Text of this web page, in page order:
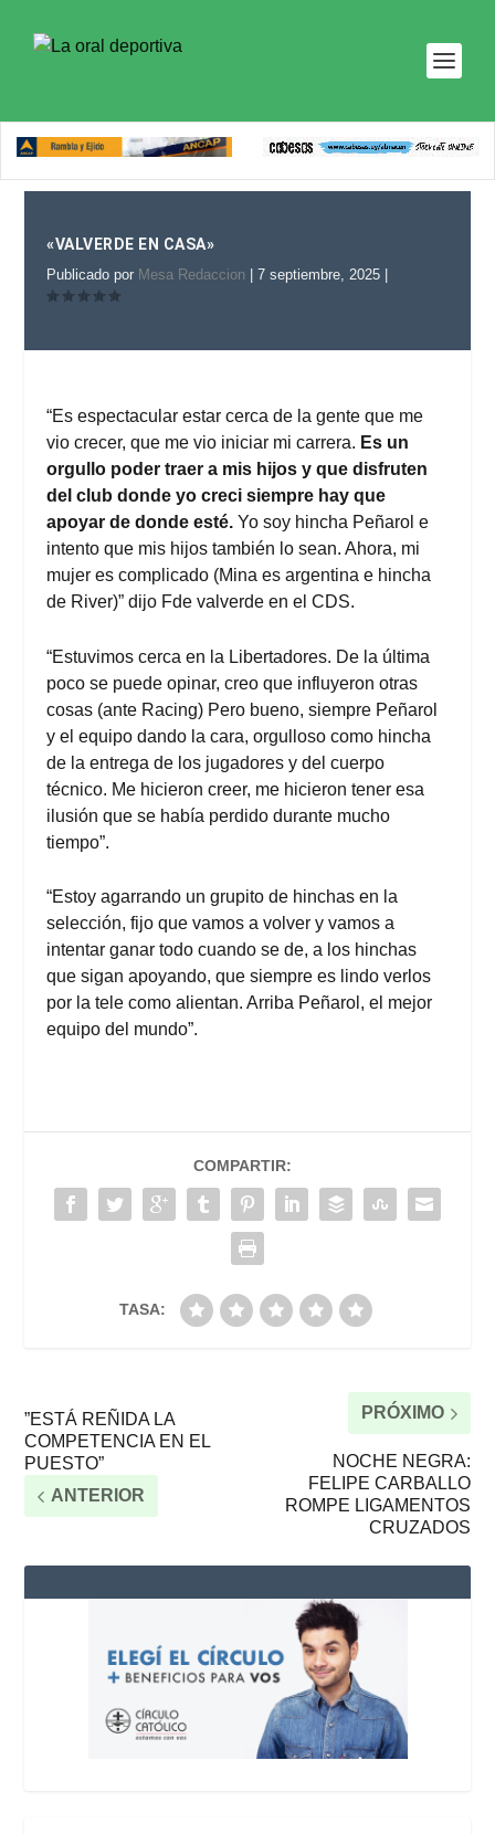
«VALVERDE EN CASA»
Publicado por Mesa Redaccion |7 septiembre, 2025
“Es espectacular estar cerca de la gente que me
vio crecer, que me vio iniciar mi carrera. Es un
orgullo poder traer a mis hijos y que disfruten
del club donde yo creci siempre hay que
apoyar de donde esté.Yo soy hincha Peñarol e
intento que mis hijos también lo sean. Ahora, mi
mujer es complicado (Mina es argentina e hincha
de River)” dijo Fde valverde en el CDS.
“Estuvimos cerca en la Libertadores. De la última
poco se puede opinar, creo que influyeron otras
cosas (ante Racing) Pero bueno, siempre Peñarol
y el equipo dando la cara, orgulloso como hincha
de la entrega de los jugadores y del cuerpo
técnico. Me hicieron creer, me hicieron tener esa
ilusión que se había perdido durante mucho
tiempo”.
“Estoy agarrando un grupito de hinchas en la
selección, fijo que vamos a volver y vamos a
intentar ganar todo cuando se de, a los hinchas
que sigan apoyando, que siempre es lindo verlos
por la tele como alientan. Arriba Peñarol, el mejor
equipo del mundo”.
COMPARTIR:
TASA:
”ESTÁ REÑIDA LA
COMPETENCIA EN EL
PUESTO”
ANTERIOR
PRÓXIMO
NOCHE NEGRA:
FELIPE CARBALLO
ROMPE LIGAMENTOS
CRUZADOS